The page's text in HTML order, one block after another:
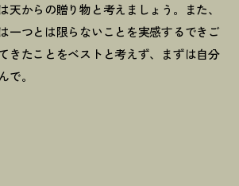
天からの贈り物と考えましょう。また、
一つとは限らないことを実感するできご
きたことをベストと考えず、まずは自分
で。